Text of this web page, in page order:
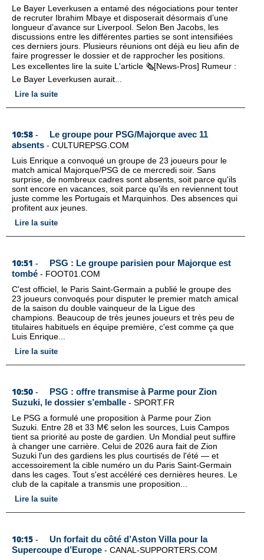
Le Bayer Leverkusen a entamé des négociations pour tenter
de recruter Ibrahim Mbaye et disposerait désormais d’une
longueur d’avance sur Liverpool. Selon Ben Jacobs, les
discussions entre les différentes parties se sont intensifiées
ces derniers jours. Plusieurs réunions ont déjà eu lieu afin de
faire progresser le dossier et de rapprocher les positions.
Les excellentes lire la suite L'article 🗞️[News-Pros] Rumeur :
Le Bayer Leverkusen aurait...
Lire la suite
10:58 -
Le groupe pour PSG/Majorque avec 11
absents - CULTUREPSG.COM
Luis Enrique a convoqué un groupe de 23 joueurs pour le
match amical Majorque/PSG de ce mercredi soir. Sans
surprise, de nombreux cadres sont absents, soit parce qu'ils
sont encore en vacances, soit parce qu'ils en reviennent tout
juste comme les Portugais et Marquinhos. Des absences qui
profitent aux jeunes.
Lire la suite
10:51 -
PSG : Le groupe parisien pour Majorque est
tombé - FOOT01.COM
C'est officiel, le Paris Saint-Germain a publié le groupe des
23 joueurs convoqués pour disputer le premier match amical
de la saison du double vainqueur de la Ligue des
champions. Beaucoup de très jeunes joueurs et très peu de
titulaires habituels en équipe première, c'est comme ça que
Luis Enrique...
Lire la suite
10:50 -
PSG : offre transmise à Parme pour Zion
Suzuki, le dossier s’emballe - SPORT.FR
Le PSG a formulé une proposition à Parme pour Zion
Suzuki. Entre 28 et 33 M€ selon les sources, Luis Campos
tient sa priorité au poste de gardien. Un Mondial peut suffire
à changer une carrière. Celui de 2026 aura fait de Zion
Suzuki l'un des gardiens les plus courtisés de l'été — et
accessoirement la cible numéro un du Paris Saint-Germain
dans les cages. Tout s'est accéléré ces dernières heures. Le
club de la capitale a transmis une proposition...
Lire la suite
10:15 -
Un forfait du côté d’Aston Villa pour la
Supercoupe d’Europe - CANAL-SUPPORTERS.COM